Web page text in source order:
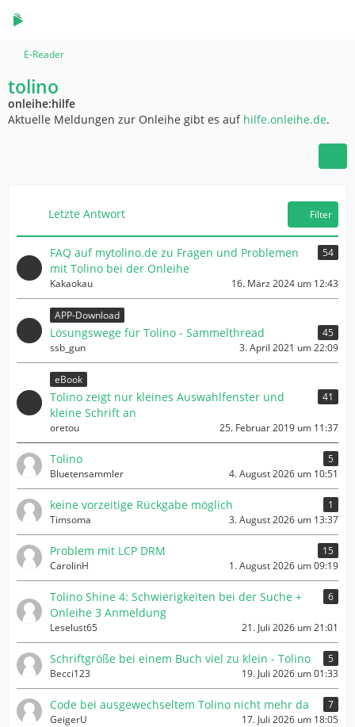
E-Reader
tolino
onleihe:hilfe
Aktuelle Meldungen zur Onleihe gibt es auf hilfe.onleihe.de.
Letzte Antwort Filter
FAQ auf mytolino.de zu Fragen und Problemen
mit Tolino bei der Onleihe
54
Kakaokau 16. März 2024 um 12:43
APP-Download
Lösungswege für Tolino - Sammelthread
45
ssb_gun
3. April 2021 um 22:09
eBook
Tolino zeigt nur kleines Auswahlfenster und
kleine Schrift an
41
oretou 25. Februar 2019 um 11:37
Tolino
5
Bluetensammler
4. August 2026 um 10:51
keine vorzeitige Rückgabe möglich
1
Timsoma
3. August 2026 um 13:37
Problem mit LCP DRM
15
CarolinH
1. August 2026 um 09:19
Tolino Shine 4: Schwierigkeiten bei der Suche +
Onleihe 3 Anmeldung
6
Leselust65 21. Juli 2026 um 21:01
Schriftgröße bei einem Buch viel zu klein - Tolino
5
Becci123
19. Juli 2026 um 01:33
Code bei ausgewechseltem Tolino nicht mehr da
7
GeigerU
17. Juli 2026 um 18:05